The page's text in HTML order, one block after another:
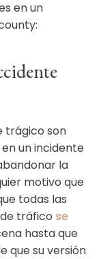
en un
trágico son
un incidente
la
motivo que
todas las
tráfico se
hasta que
que su versión